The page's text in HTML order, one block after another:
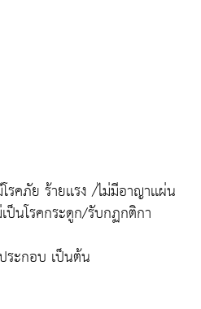
ภัย ร้ายเเรง /ไม่มีอาญาเเผ่น
นโรคกระดูก/รับกฏกติกา
ระกอบ เป็นต้น